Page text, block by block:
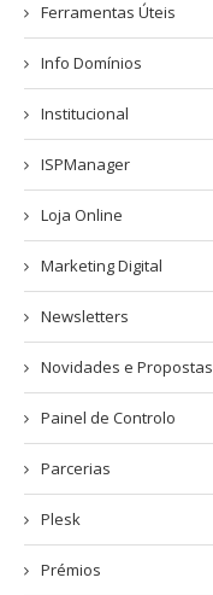
Ferramentas Úteis
Info Domínios
Institucional
ISPManager
Loja Online
Marketing Digital
Newsletters
Novidades e Propostas
Painel de Controlo
Parcerias
Plesk
Prémios